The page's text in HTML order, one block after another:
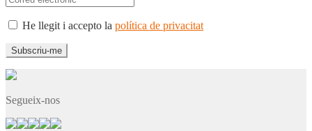
He llegit i accepto la política de privacitat
Segueix-nos